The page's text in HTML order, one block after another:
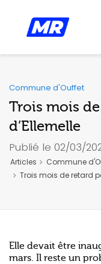
Commune d'Ouffet
Trois mois
d’Ellemelle
Publié le 02/03/
Articles
Commune
Trois mois de retard
Elle devait être
mars. Il reste un